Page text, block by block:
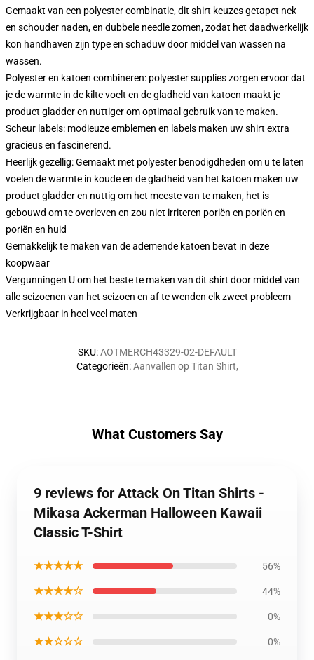
Gemaakt van een polyester combinatie, dit shirt keuzes getapet nek
en schouder naden, en dubbele needle zomen, zodat het daadwerkelijk
kon handhaven zijn type en schaduw door middel van wassen na
wassen.
Polyester en katoen combineren: polyester supplies zorgen ervoor dat
je de warmte in de kilte voelt en de gladheid van katoen maakt je
product gladder en nuttiger om optimaal gebruik van te maken.
Scheur labels: modieuze emblemen en labels maken uw shirt extra
gracieus en fascinerend.
Heerlijk gezellig: Gemaakt met polyester benodigdheden om u te laten
voelen de warmte in koude en de gladheid van het katoen maken uw
product gladder en nuttig om het meeste van te maken, het is
gebouwd om te overleven en zou niet irriteren poriën en poriën en
poriën en huid
Gemakkelijk te maken van de ademende katoen bevat in deze
koopwaar
Vergunningen U om het beste te maken van dit shirt door middel van
alle seizoenen van het seizoen en af te wenden elk zweet probleem
Verkrijgbaar in heel veel maten
SKU:AOTMERCH43329-02-DEFAULT
Categorieën:Aanvallen op Titan Shirt,
What Customers Say
9 reviews for Attack On Titan Shirts -
Mikasa Ackerman Halloween Kawaii
Classic T-Shirt
★★★★★ 56%
★★★★☆ 44%
★★★☆☆ 0%
★★☆☆☆ 0%